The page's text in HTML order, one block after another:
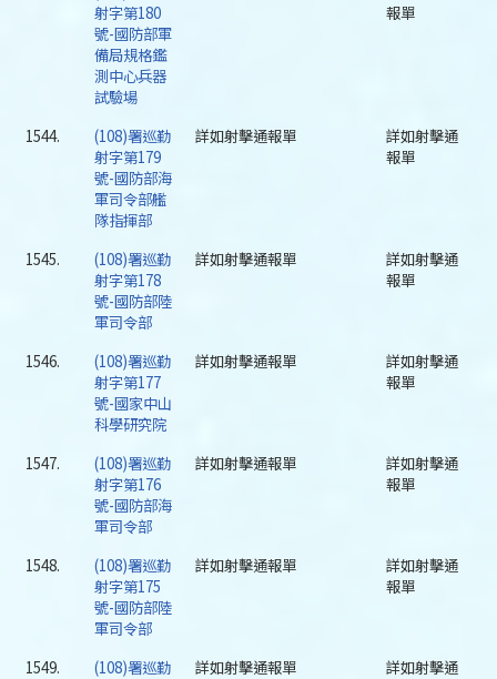
射字第180
號-國防部軍
備局規格鑑
測中心兵器
試驗場
報單
1544.
(108)署巡勤
射字第179
號-國防部海
軍司令部艦
隊指揮部
詳如射擊通報單
詳如射擊通
報單
1545.
(108)署巡勤
射字第178
號-國防部陸
軍司令部
詳如射擊通報單
詳如射擊通
報單
1546.
(108)署巡勤
射字第177
號-國家中山
科學研究院
詳如射擊通報單
詳如射擊通
報單
1547.
(108)署巡勤
射字第176
號-國防部海
軍司令部
詳如射擊通報單
詳如射擊通
報單
1548.
(108)署巡勤
射字第175
號-國防部陸
軍司令部
詳如射擊通報單
詳如射擊通
報單
1549.
(108)署巡勤
詳如射擊通報單
詳如射擊通